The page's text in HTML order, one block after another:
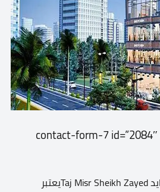
[contact-form-7
مشروع تاج مصر الشيخ زايد Taj Misr Sheikh Zayedيعتبر